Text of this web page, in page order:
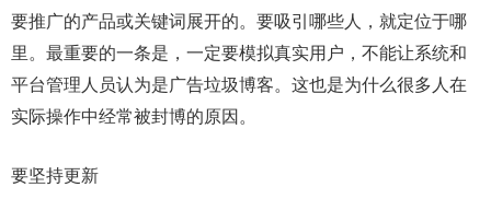
要推广的产品或关键词展开的。要吸引哪些人，就定位于哪
里。最重要的一条是，一定要模拟真实用户，不能让系统和
平台管理人员认为是广告垃圾博客。这也是为什么很多人在
实际操作中经常被封博的原因。
要坚持更新